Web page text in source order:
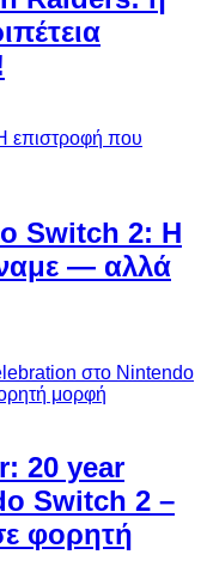
Switch 2: Η
— αλλά
20 year
Switch 2 –
φορητή